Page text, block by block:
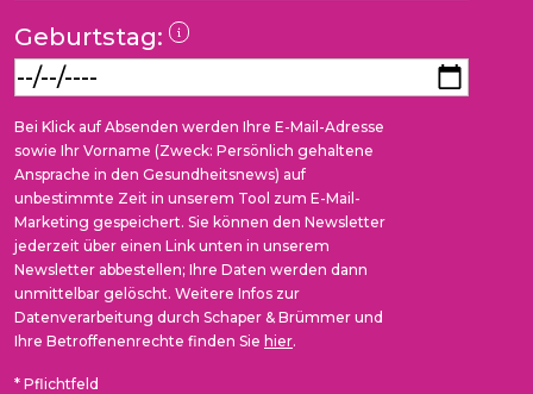
Geburtstag:
Bei Klick auf Absenden werden Ihre E-Mail-Adresse
sowie Ihr Vorname (Zweck: Persönlich gehaltene
Ansprache in den Gesundheitsnews) auf
unbestimmte Zeit in unserem Tool zum E-Mail-
Marketing gespeichert. Sie können den Newsletter
jederzeit über einen Link unten in unserem
Newsletter abbestellen; Ihre Daten werden dann
unmittelbar gelöscht. Weitere Infos zur
Datenverarbeitung durch Schaper & Brümmer und
Ihre Betroffenenrechte finden Sie hier.
* Pflichtfeld